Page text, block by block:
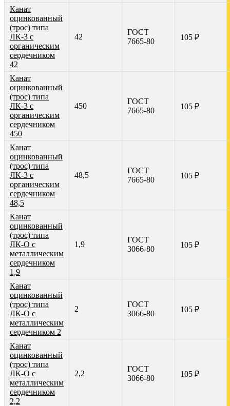
Канат
оцинкованный
(трос) типа
ЛК-3 с
органическим
сердечником
42
42
ГОСТ
7665-80
105 ₽
Канат
оцинкованный
(трос) типа
ЛК-3 с
органическим
сердечником
450
450
ГОСТ
7665-80
105 ₽
Канат
оцинкованный
(трос) типа
ЛК-3 с
органическим
сердечником
48,5
48,5
ГОСТ
7665-80
105 ₽
Канат
оцинкованный
(трос) типа
ЛК-О с
металлическим
сердечником
1,9
1,9
ГОСТ
3066-80
105 ₽
Канат
оцинкованный
(трос) типа
ЛК-О с
металлическим
сердечником 2
2
ГОСТ
3066-80
105 ₽
Канат
оцинкованный
(трос) типа
ЛК-О с
металлическим
сердечником
2,2
2,2
ГОСТ
3066-80
105 ₽